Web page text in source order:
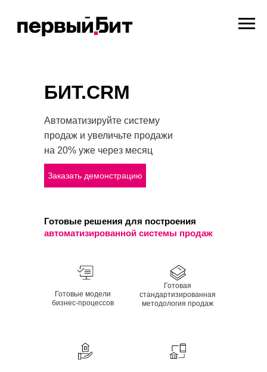
БИТ.CRM
Автоматизируйте систему
продаж и увеличьте продажи
на 20% уже через месяц
Заказать демонстрацию
Готовые решения для построения
автоматизированной системы продаж
Готовые модели
бизнес-процессов
Готовая
стандартизированная
методология продаж